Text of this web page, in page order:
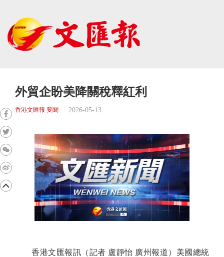
外貿企盼美降關稅釋紅利
香港文匯報 要聞 2026-05-13
香港文匯報訊（記者 盧靜怡 廣州報道）美國總統